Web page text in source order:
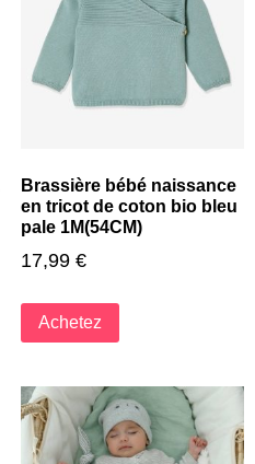
Brassière bébé naissance
en tricot de coton bio bleu
pale 1M(54CM)
17,99 €
Achetez